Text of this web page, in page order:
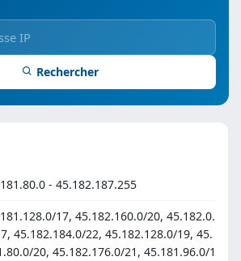
Rechercher
- 45.182.187.255
17, 45.182.160.0/20, 45.182.0.
45.182.184.0/22, 45.182.128.0/19, 45.
20, 45.182.176.0/21, 45.181.96.0/1